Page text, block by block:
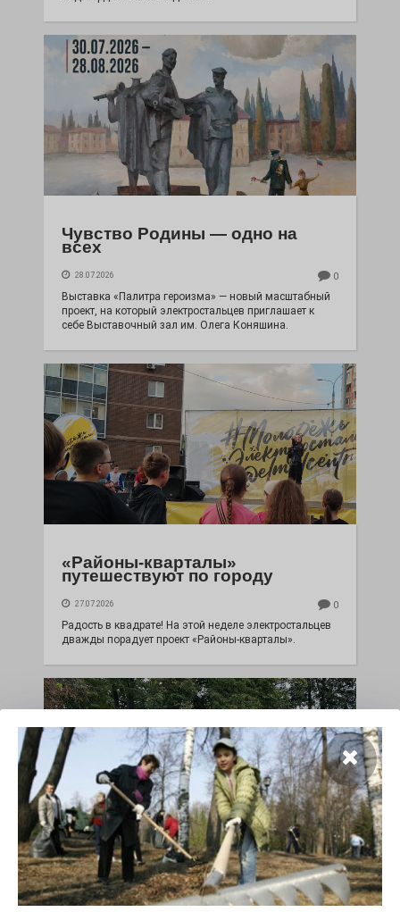
Чувство Родины — одно на
всех
28.07.2026 0
Выставка «Палитра героизма» — новый масштабный
проект, на который электростальцев приглашает к
себе Выставочный зал им. Олега Коняшина.
«Районы-кварталы»
путешествуют по городу
27.07.2026 0
Радость в квадрате! На этой неделе электростальцев
дважды порадует проект «Районы-кварталы».
100 футов под килем!
26.07.2026 0